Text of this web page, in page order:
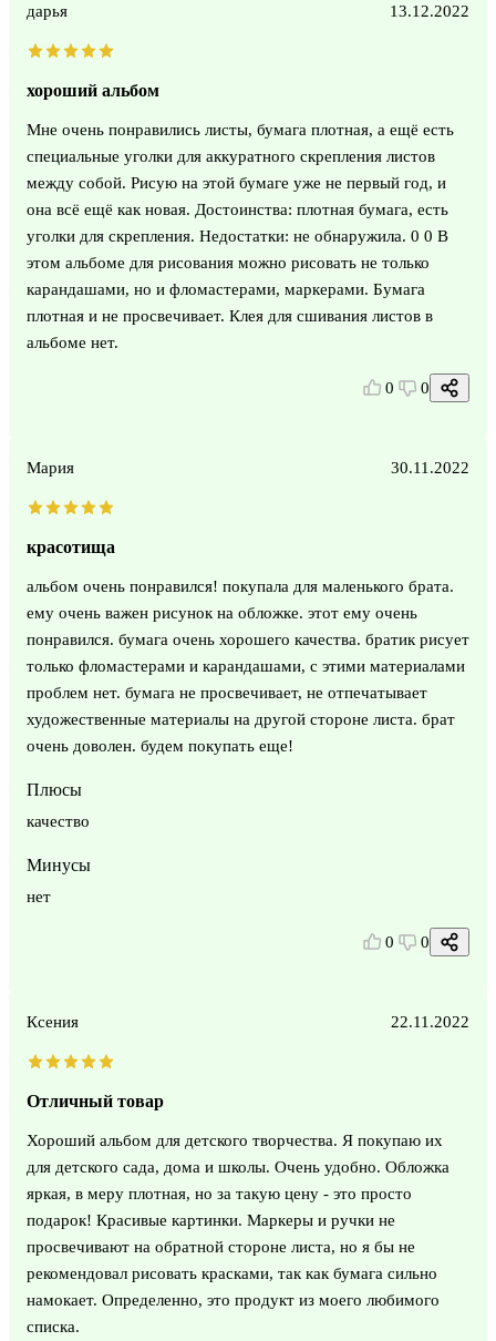
дарья 13.12.2022
хороший альбом
Мне очень понравились листы, бумага плотная, а ещё есть
специальные уголки для аккуратного скрепления листов
между собой. Рисую на этой бумаге уже не первый год, и
она всё ещё как новая. Достоинства: плотная бумага, есть
уголки для скрепления. Недостатки: не обнаружила. 0 0 В
этом альбоме для рисования можно рисовать не только
карандашами, но и фломастерами, маркерами. Бумага
плотная и не просвечивает. Клея для сшивания листов в
альбоме нет.
0 0
Мария 30.11.2022
красотища
альбом очень понравился! покупала для маленького брата.
ему очень важен рисунок на обложке. этот ему очень
понравился. бумага очень хорошего качества. братик рисует
только фломастерами и карандашами, с этими материалами
проблем нет. бумага не просвечивает, не отпечатывает
художественные материалы на другой стороне листа. брат
очень доволен. будем покупать еще!
Плюсы
качество
Минусы
нет
0 0
Ксения 22.11.2022
Отличный товар
Хороший альбом для детского творчества. Я покупаю их
для детского сада, дома и школы. Очень удобно. Обложка
яркая, в меру плотная, но за такую цену - это просто
подарок! Красивые картинки. Маркеры и ручки не
просвечивают на обратной стороне листа, но я бы не
рекомендовал рисовать красками, так как бумага сильно
намокает. Определенно, это продукт из моего любимого
списка.